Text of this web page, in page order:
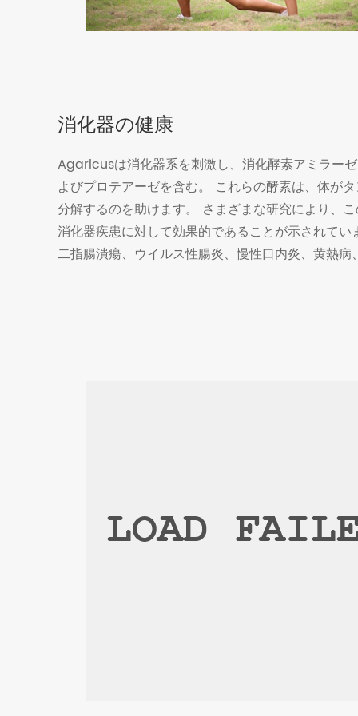
消化器の健康
Agaricusは消化器系を刺激し、消化酵素アミラー
よびプロテアーゼを含む。 これらの酵素は、体が
分解するのを助けます。 さまざまな研究により、
消化器疾患に対して効果的であることが示されて
二指腸潰瘍、ウイルス性腸炎、慢性口内炎、黄熱病